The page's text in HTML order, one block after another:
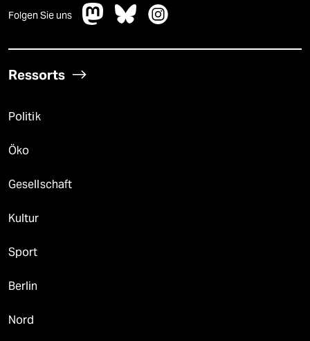
Folgen Sie uns
Ressorts
Politik
Öko
Gesellschaft
Kultur
Sport
Berlin
Nord